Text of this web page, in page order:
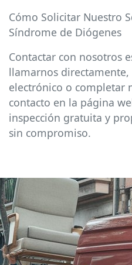
Cómo Solicitar Nuestro
Síndrome de Diógenes
Contactar con nosotros
llamarnos
electrónico o completar
contacto en la página
inspección gratuita y
sin compromiso.